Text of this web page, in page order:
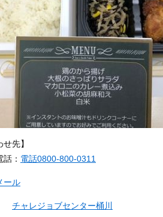
先】
： 電話0800-800-0311
ール
チャレジョブセンター桶川